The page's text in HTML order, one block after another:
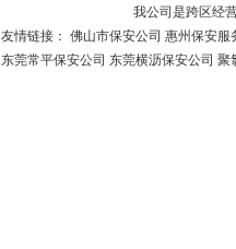
我公司是跨区经
友情链接： 佛山市保安公司 惠州保安服
东莞常平保安公司 东莞横沥保安公司 聚